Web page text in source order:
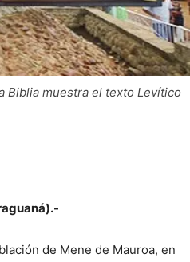
Biblia muestra el texto Levítico
de Mene de Mauroa, en